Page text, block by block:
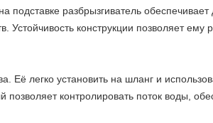
разбрызгиватель
конструкции позволяет ему
легко установить на шланг и
позволяет контролировать поток воды,